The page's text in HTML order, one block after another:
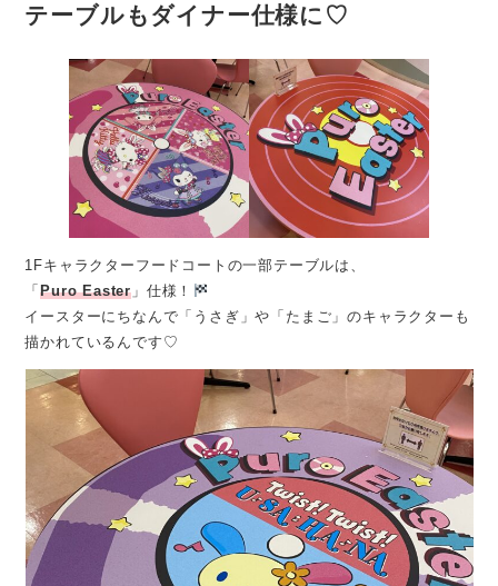
テーブルもダイナー仕様に♡
1Fキャラクターフードコートの一部テーブルは、
「Puro Easter 」仕様！
イースターにちなんで「うさぎ」や「たまご」のキャラクターも
描かれているんです♡